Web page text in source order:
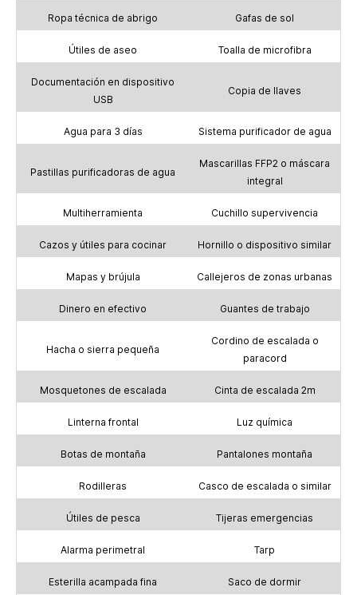
Ropa técnica de abrigo Gafas de sol
Útiles de aseo Toalla de microfibra
Documentación en dispositivo
USB
Copia de llaves
Agua para 3 días Sistema purificador de agua
Pastillas purificadoras de agua
Mascarillas FFP2 o máscara
integral
Multiherramienta Cuchillo supervivencia
Cazos y útiles para cocinar Hornillo o dispositivo similar
Mapas y brújula Callejeros de zonas urbanas
Dinero en efectivo Guantes de trabajo
Hacha o sierra pequeña
Cordino de escalada o
paracord
Mosquetones de escalada Cinta de escalada 2m
Linterna frontal Luz química
Botas de montaña Pantalones montaña
Rodilleras Casco de escalada o similar
Útiles de pesca Tijeras emergencias
Alarma perimetral Tarp
Esterilla acampada fina Saco de dormir